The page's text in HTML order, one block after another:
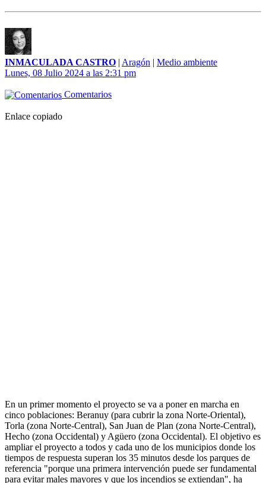
INMACULADA CASTRO | Aragón | Medio ambiente
Lunes, 08 Julio 2024 a las 2:31 pm
Comentarios
Enlace copiado
En un primer momento el proyecto se va a poner en marcha en
cinco poblaciones: Beranuy (para cubrir la zona Norte-Oriental),
Torla (zona Norte-Central), San Juan de Plan (zona Norte-Central),
Hecho (zona Occidental) y Agüero (zona Occidental). El objetivo es
ampliar el proyecto a todos y cada uno de los municipios donde los
tiempos de respuesta superan los 35 minutos desde los parques de
referencia "porque una primera intervención puede ser fundamental
para evitar males mayores y que los incendios se extiendan", ha